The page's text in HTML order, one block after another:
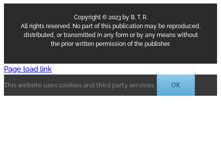
Copyright © 2023 by B. T. R.
All rights reserved. No part of this publication may be reproduced,
distributed, or transmitted in any form or by any means without
the prior written permission of the publisher.
Page load link
This website uses cookies and third party services. OK